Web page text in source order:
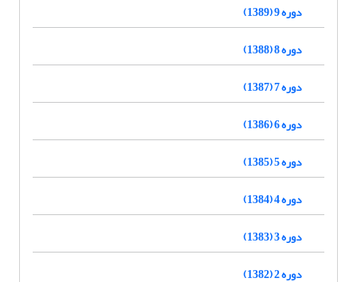
دوره 9 (1389)
دوره 8 (1388)
دوره 7 (1387)
دوره 6 (1386)
دوره 5 (1385)
دوره 4 (1384)
دوره 3 (1383)
دوره 2 (1382)